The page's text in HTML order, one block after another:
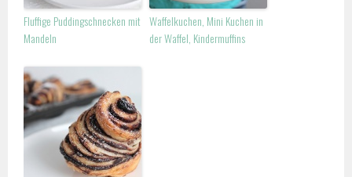
Fluffige Puddingschnecken mit
Mandeln
Waffelkuchen, Mini Kuchen in
der Waffel, Kindermuffins